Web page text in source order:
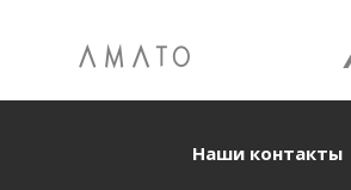
Наши контакты